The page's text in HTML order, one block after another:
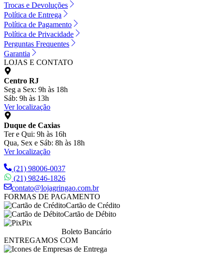
Trocas e Devoluções
Política de Entrega
Política de Pagamento
Política de Privacidade
Perguntas Frequentes
Garantia
LOJAS E CONTATO
Centro RJ
Seg a Sex: 9h às 18h
Sáb: 9h às 13h
Ver localização
Duque de Caxias
Ter e Qui: 9h às 16h
Qua, Sex e Sáb: 8h às 18h
Ver localização
(21) 98006-0037
(21) 98246-1826
contato@lojagringao.com.br
FORMAS DE PAGAMENTO
Cartão de Crédito
Cartão de Débito
Pix
Boleto Bancário
ENTREGAMOS COM